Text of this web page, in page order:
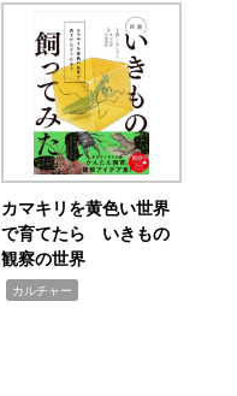
カマキリを黄色い世界
で育てたら いきもの
観察の世界
カルチャー